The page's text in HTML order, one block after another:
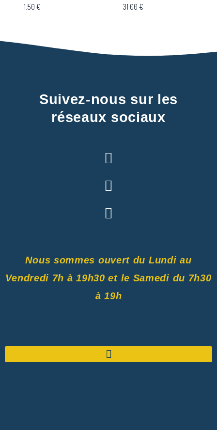
1.50 € 31.00 €
Suivez-nous sur les
réseaux sociaux
Nous sommes ouvert du Lundi au
Vendredi 7h à 19h30 et le Samedi du 7h30
à 19h